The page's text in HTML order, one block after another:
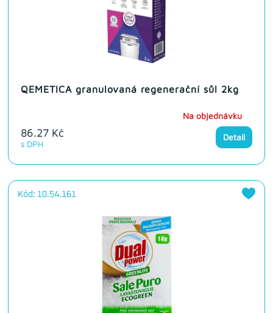
QEMETICA granulovaná regenerační sůl 2kg
86.27 Kč
s DPH
Na objednávku
Detail
Kód: 10.54.161